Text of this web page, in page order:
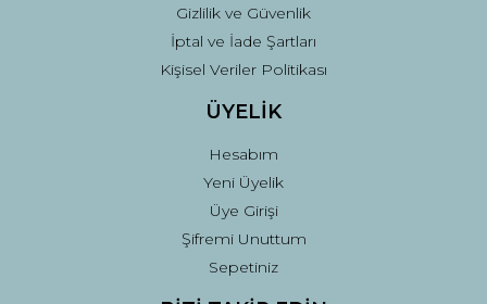
Gizlilik ve Güvenlik
İptal ve İade Şartları
Kişisel Veriler Politikası
ÜYELİK
Hesabım
Yeni Üyelik
Üye Girişi
Şifremi Unuttum
Sepetiniz